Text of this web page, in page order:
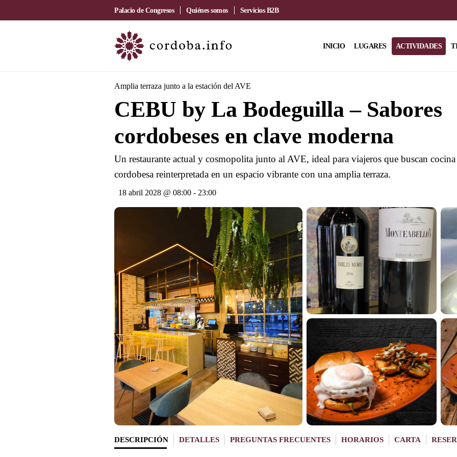
Palacio de Congresos Quiénes somos Servicios B2B
INICIO LUGARES ACTIVIDADES
Amplia terraza junto a la estación del AVE
CEBU by La Bodeguilla – Sabores
cordobeses en clave moderna
Un restaurante actual y cosmopolita junto al AVE, ideal para viajeros que buscan cocina
cordobesa reinterpretada en un espacio vibrante con una amplia terraza.
18 abril 2028 @ 08:00 - 23:00
DESCRIPCIÓN DETALLES PREGUNTAS FRECUENTES HORARIOS CARTA